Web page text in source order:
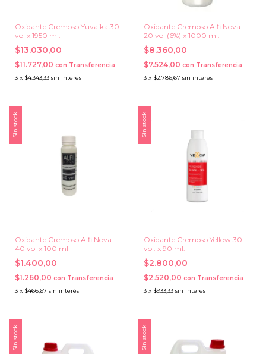
Oxidante Cremoso Yuvaika 30
vol x 1950 ml.
$13.030,00
$11.727,00 con Transferencia
3 x $4.343,33 sin interés
Oxidante Cremoso Alfi Nova
20 vol (6%) x 1000 ml.
$8.360,00
$7.524,00 con Transferencia
3 x $2.786,67 sin interés
Sin stock
Oxidante Cremoso Alfi Nova
40 vol x 100 ml
$1.400,00
$1.260,00 con Transferencia
3 x $466,67 sin interés
Sin stock
Oxidante Cremoso Yellow 30
vol. x 90 ml.
$2.800,00
$2.520,00 con Transferencia
3 x $933,33 sin interés
Sin stock Sin stock